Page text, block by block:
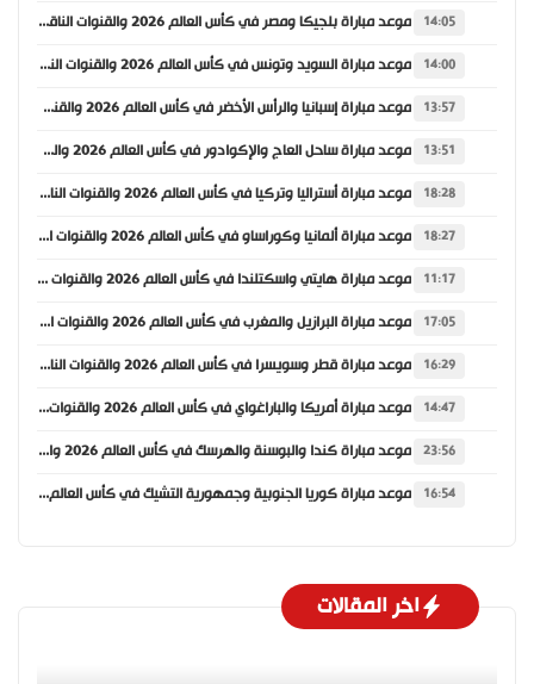
14:05 موعد مباراة بلجيكا ومصر في كأس العالم 2026 والقنوات الناقلة
14:00 موعد مباراة السويد وتونس في كأس العالم 2026 والقنوات الناقلة
13:57 موعد مباراة إسبانيا والرأس الأخضر في كأس العالم 2026 والقنوات الناقلة
13:51 موعد مباراة ساحل العاج والإكوادور في كأس العالم 2026 والقنوات الناقلة
18:28 موعد مباراة أستراليا وتركيا في كأس العالم 2026 والقنوات الناقلة
18:27 موعد مباراة ألمانيا وكوراساو في كأس العالم 2026 والقنوات الناقلة
11:17 موعد مباراة هايتي واسكتلندا في كأس العالم 2026 والقنوات الناقلة
17:05 موعد مباراة البرازيل والمغرب في كأس العالم 2026 والقنوات الناقلة
16:29 موعد مباراة قطر وسويسرا في كأس العالم 2026 والقنوات الناقلة
14:47 موعد مباراة أمريكا والباراغواي في كأس العالم 2026 والقنوات الناقلة
23:56 موعد مباراة كندا والبوسنة والهرسك في كأس العالم 2026 والقنوات الناقلة
16:54 موعد مباراة كوريا الجنوبية وجمهورية التشيك في كأس العالم 2026 والقنوات الناقلة
اخر المقالات